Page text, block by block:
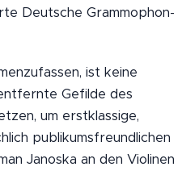
Deutsche Grammophon-
ist keine
Gefilde des
um erstklassige,
publikumsfreundlichen
Janoska an den Violinen